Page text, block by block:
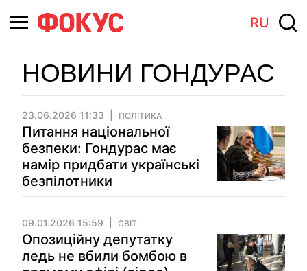
RU
НОВИНИ ГОНДУРАС
23.06.2026 11:33 ПОЛІТИКА
Питання національної
безпеки: Гондурас має
намір придбати українські
безпілотники
09.01.2026 15:59 СВІТ
Опозиційну депутатку
ледь не вбили бомбою в